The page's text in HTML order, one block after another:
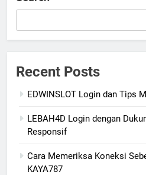
Recent Posts
EDWINSLOT Login dan Tips
LEBAH4D Login dengan
Responsif
Cara Memeriksa Koneksi
KAYA787